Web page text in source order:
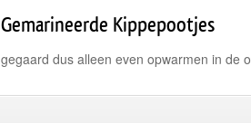
Gemarineerde Kippepootjes
gegaard dus alleen even opwarmen in de